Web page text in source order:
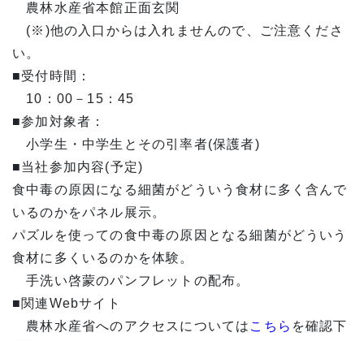
農林水産省本館正面玄関
(※)他の入口からは入れませんので、ご注意くださ
い。
■受付時間：
10：00－15：45
■参加対象者：
小学生・中学生とその引率者(保護者)
■当社参加内容(予定)
食中毒の原因になる細菌がどういう食材に多く含んで
いるのかをパネル展示。
パズルを使っての食中毒の原因となる細菌がどういう
食材に多くいるのかを体験。
手洗い啓蒙のパンフレットの配布。
■関連Webサイト
農林水産省へのアクセスについては こちら を確認下